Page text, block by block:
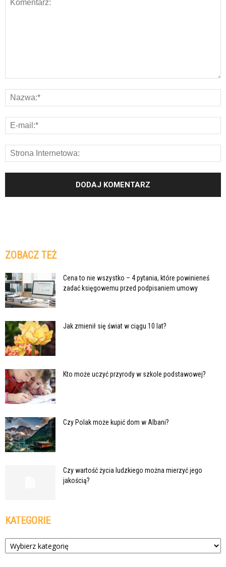
ZOBACZ TEŻ
Cena to nie wszystko – 4 pytania, które powinieneś
zadać księgowemu przed podpisaniem umowy
Jak zmienił się świat w ciągu 10 lat?
Kto może uczyć przyrody w szkole podstawowej?
Czy Polak może kupić dom w Albani?
Czy wartość życia ludzkiego można mierzyć jego
jakością?
KATEGORIE
Kategorie